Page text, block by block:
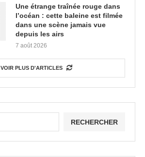
Une étrange traînée rouge dans
l’océan : cette baleine est filmée
dans une scène jamais vue
depuis les airs
7 août 2026
VOIR PLUS D'ARTICLES
RECHERCHER